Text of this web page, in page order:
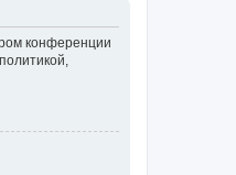
конференции